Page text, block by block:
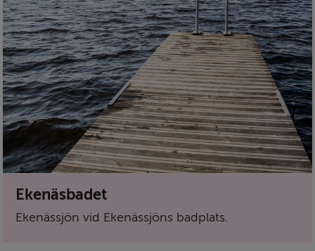
Ekenäsbadet
Ekenässjön vid Ekenässjöns badplats.